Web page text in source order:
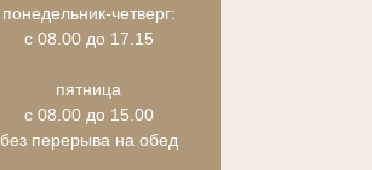
понедельник-четверг:
с 08.00 до 17.15
пятница
с 08.00 до 15.00
без перерыва на обед